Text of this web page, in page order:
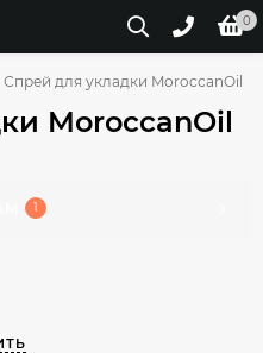
0
Спрей для укладки MoroccanOil
MoroccanOil
1